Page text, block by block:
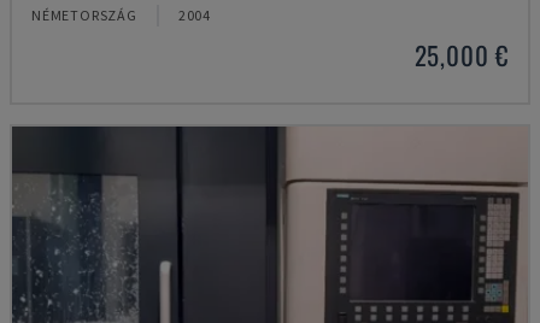
NÉMETORSZÁG 2004
25,000 €